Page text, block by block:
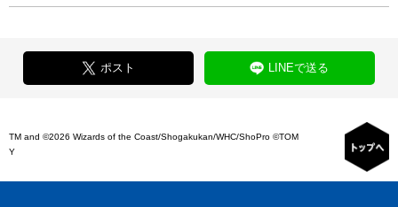
ポスト LINEで送る
TM and ©2026 Wizards of the Coast/Shogakukan/WHC/ShoPro ©TOM
Y